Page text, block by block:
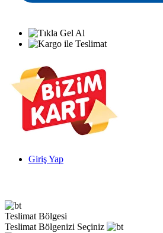
Giriş Yap
Teslimat Bölgesi
Teslimat Bölgenizi Seçiniz